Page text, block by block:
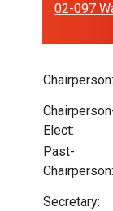
02-097
Chairperson:
Elect:
Past-
Chairperson:
Secretary: